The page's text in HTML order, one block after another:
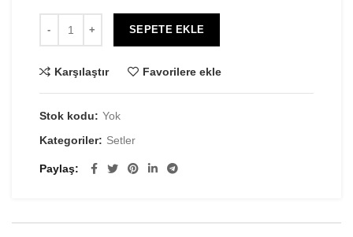
SEPETE EKLE
Karşılaştır Favorilere ekle
Stok kodu: Yok
Kategoriler: Setler
Paylaş